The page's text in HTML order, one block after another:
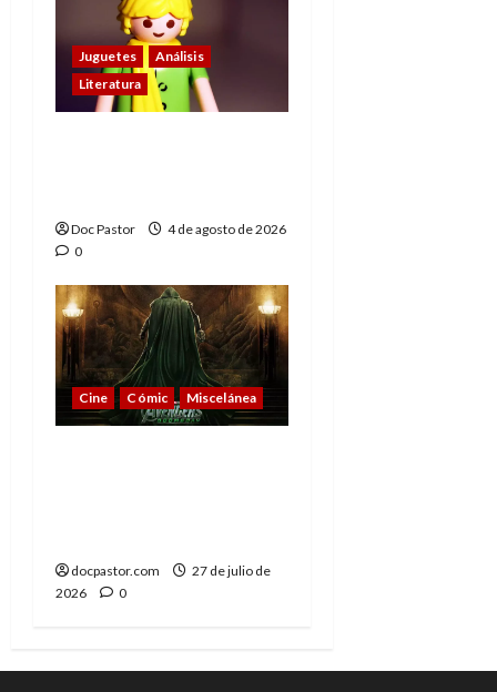
Juguetes
Análisis
Literatura
Doc Pastor
4 de agosto de 2026
0
Cine Cómic Miscelánea
docpastor.com
27 de julio de
2026
0